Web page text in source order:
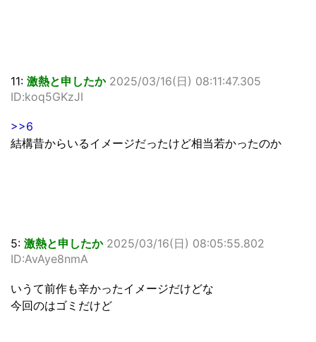
11: 激熱と申したか 2025/03/16(日) 08:11:47.305
ID:koq5GKzJI
>>6
結構昔からいるイメージだったけど相当若かったのか
5: 激熱と申したか 2025/03/16(日) 08:05:55.802
ID:AvAye8nmA
いうて前作も辛かったイメージだけどな
今回のはゴミだけど